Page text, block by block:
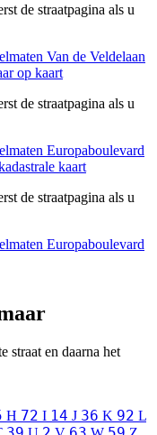
de straatpagina als u
Van de Veldelaan
op kaart
de straatpagina als u
Europaboulevard
kaart
de straatpagina als u
Europaboulevard
straat en daarna het
H 72 I 14 J 36 K 92 L